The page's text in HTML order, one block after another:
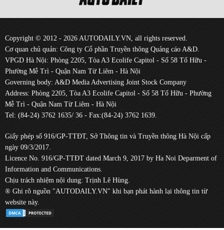
Copyright © 2012 - 2026 AUTODAILY.VN, all rights reserved.
Cơ quan chủ quản: Công ty Cổ phần Truyền thông Quảng cáo A&D.
VPGD Hà Nội: Phòng 2205, Tòa A3 Ecolife Capitol - Số 58 Tố Hữu -
Phường Mễ Trì - Quận Nam Từ Liêm - Hà Nội
Governing body: A&D Media Advertising Joint Stock Company
Address: Phòng 2205, Tòa A3 Ecolife Capitol - Số 58 Tố Hữu - Phường
Mễ Trì - Quận Nam Từ Liêm - Hà Nội
Tel: (84-24) 3762 1635/ 36 - Fax:(84-24) 3762 1639.
Giấy phép số 916/GP-TTĐT, Sở Thông tin và Truyền thông Hà Nội cấp
ngày 09/3/2017.
Licence No. 916/GP-TTĐT dated March 9, 2017 by Ha Noi Deparment of
Information and Communications.
Chịu trách nhiệm nội dung: Trịnh Lê Hùng.
® Ghi rõ nguồn "AUTODAILY.VN" khi bạn phát hành lại thông tin từ
website này.